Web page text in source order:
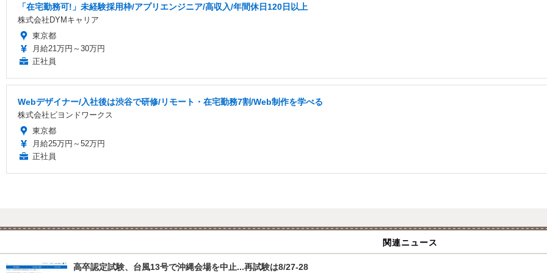
「在宅勤務可!」未経験採用枠/アプリエンジニア/高収入/年間休日120日以上
株式会社DYMキャリア
東京都
月給21万円～30万円
正社員
Webデザイナー/入社後は渋谷で研修/リモート・在宅勤務7割/Web制作を学べる
株式会社ビヨンドワークス
東京都
月給25万円～52万円
正社員
関連ニュース
高卒認定試験、台風13号で沖縄会場を中止...再試験は8/27-28